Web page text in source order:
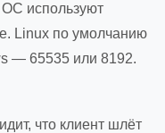
используют
Linux по умолчанию
— 65535 или 8192.
что клиент шлёт